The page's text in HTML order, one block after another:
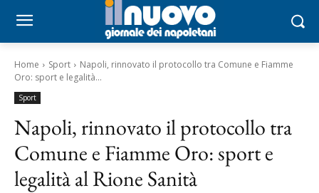
Home Sport
Napoli, rinnovato il protocollo tra Comune e Fiamme
Oro: sport e legalità...
Sport
Napoli, rinnovato il protocollo tra
Comune e Fiamme Oro: sport e
legalità al Rione Sanità